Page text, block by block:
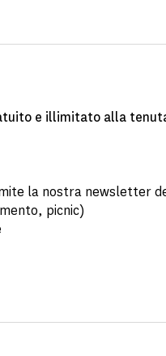
e illimitato alla
la nostra newsletter
picnic)